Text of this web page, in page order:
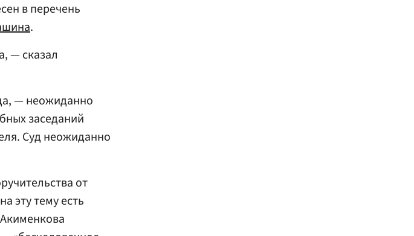
в перечень
.
— сказал
— неожиданно
заседаний
Суд неожиданно
от
эту тему есть